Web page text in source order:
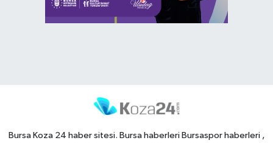
Bursa Koza 24 haber sitesi. Bursa haberleri Bursaspor haberleri ,